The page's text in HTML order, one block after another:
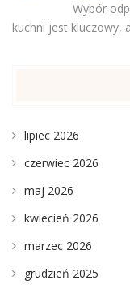
Wybór
kuchni jest kluczowy,
lipiec 2026
czerwiec 2026
maj 2026
kwiecień 2026
marzec 2026
grudzień 2025